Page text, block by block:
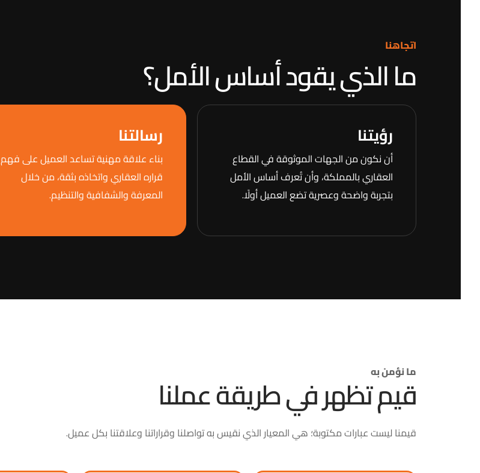
اتجاهنا
ما الذي يقود أساس الأمل؟
رؤيتنا
أن نكون من الجهات الموثوقة في القطاع
العقاري بالمملكة، وأن تُعرف أساس الأمل
بتجربة واضحة وعصرية تضع العميل أولًا.
رسالتنا
بناء علاقة مهنية تساعد العميل على فهم
قراره العقاري واتخاذه بثقة، من خلال
المعرفة والشفافية والتنظيم.
ما نؤمن به
قيم تظهر في طريقة عملنا
قيمنا ليست عبارات مكتوبة؛ هي المعيار الذي نقيس به تواصلنا وقراراتنا وعلاقتنا بكل عميل.